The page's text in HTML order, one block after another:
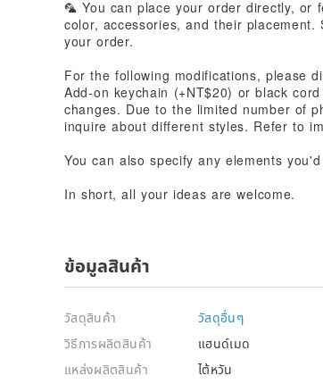
🦜 You can place your order directly, or
color, accessories, and their
your order.
For the following modifications, please
Add-on keychain (+NT$20) or black
changes. Due to the limited number of
inquire about different styles. Refer to
You can also specify any elements
In short, all your ideas are welcome.
ข้อมูลสินค้า
วัสดุสินค้า
วัสดุอื่นๆ
วิธีการผลิตสินค้า
แฮนด์เมด
แหล่งผลิตสินค้า
ไต้หวัน